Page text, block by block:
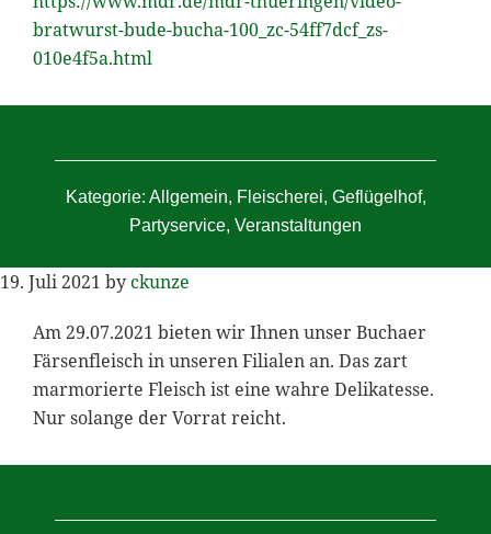
bratwurst-bude-bucha-100_zc-54ff7dcf_zs-
010e4f5a.html
Kategorie: Allgemein, Fleischerei, Geflügelhof,
Partyservice, Veranstaltungen
19. Juli 2021 byckunze
Am 29.07.2021 bieten wir Ihnen unser Buchaer
Färsenfleisch in unseren Filialen an. Das zart
marmorierte Fleisch ist eine wahre Delikatesse.
Nur solange der Vorrat reicht.